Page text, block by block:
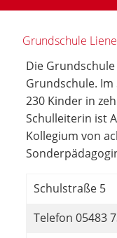
Grundschule
Die
Grundschule.
230 Kinder in
Schulleiterin ist
Kollegium von
Schulstraße 5
Telefon 05483